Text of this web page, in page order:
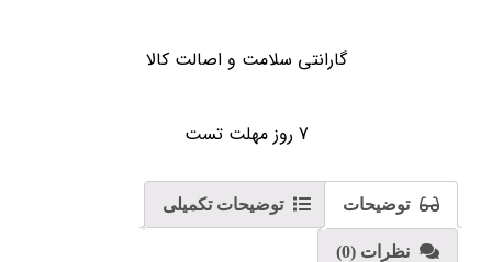
گارانتی سلامت و اصالت کالا
7 روز مهلت تست
توضیحات توضیحات تکمیلی
نظرات (0)